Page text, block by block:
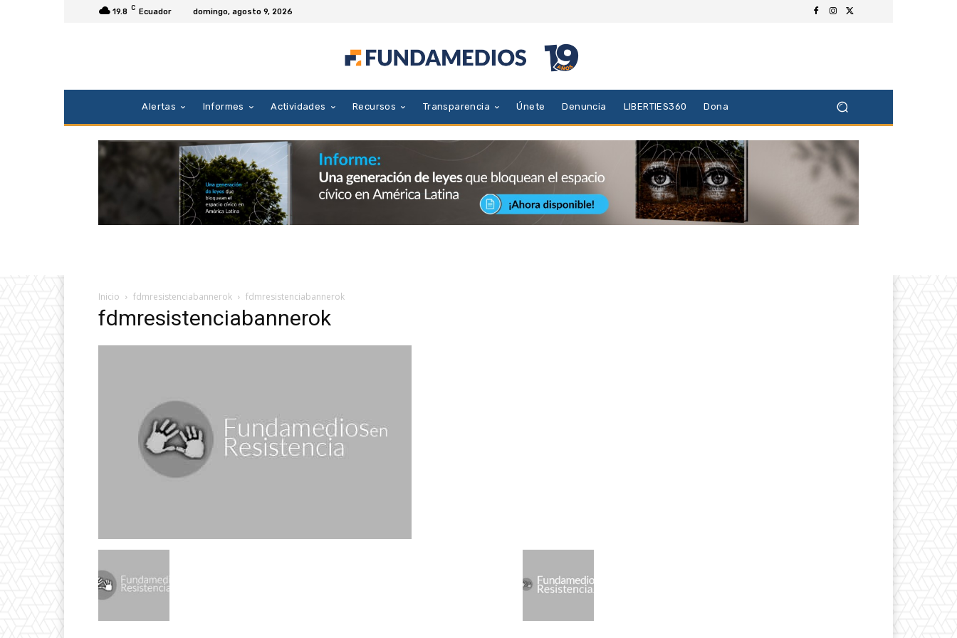
19.8 C Ecuador domingo, agosto 9, 2026
Alertas Informes Actividades Recursos Transparencia Únete Denuncia LIBERTIES360 Dona
Inicio fdmresistenciabannerok fdmresistenciabannerok
fdmresistenciabannerok